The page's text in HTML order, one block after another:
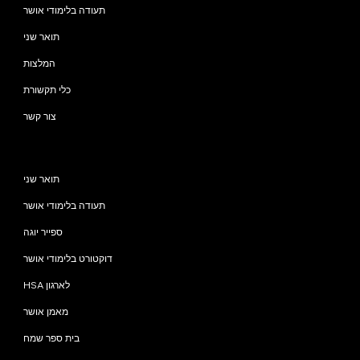
תעודה בלימודי אושר
תואר שני
המלצות
כלי תקשורת
צור קשר
תואר שני
תעודה בלימודי אושר
ספייר יוגה
דוקטורט בלימודי אושר
HSA לארגון
מאמן אושר
בית ספר שמח